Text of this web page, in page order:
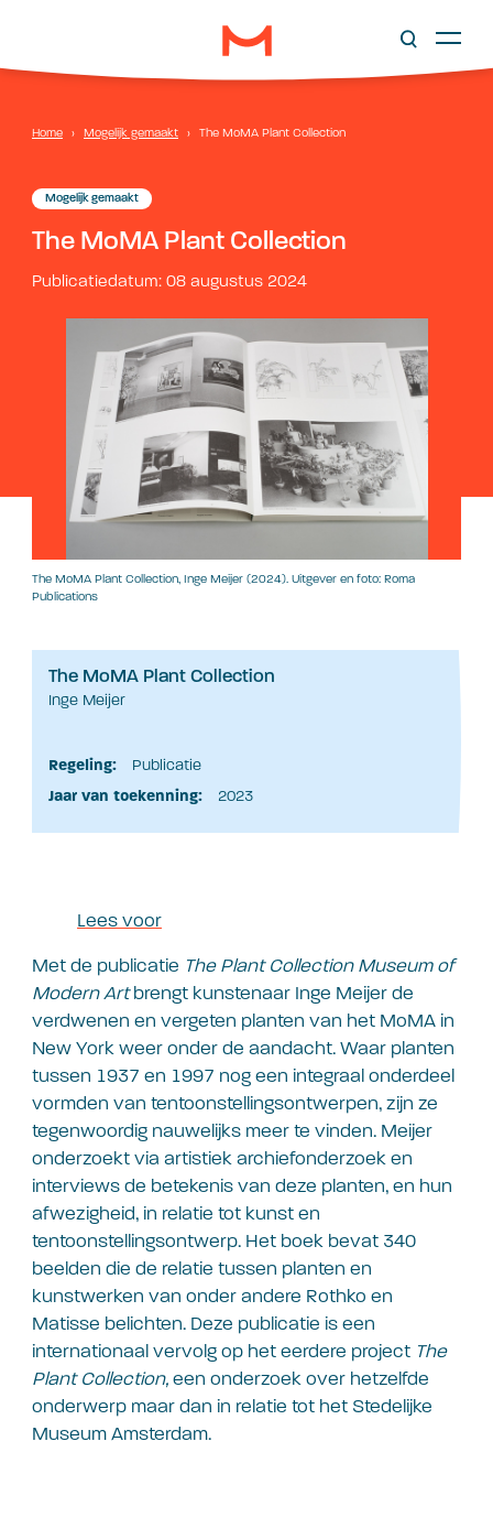
Home › Mogelijk gemaakt › The MoMA Plant Collection
Mogelijk gemaakt
The MoMA Plant Collection
Publicatiedatum: 08 augustus 2024
The MoMA Plant Collection, Inge Meijer (2024). Uitgever en foto: Roma
Publications
The MoMA Plant Collection
Inge Meijer
Regeling:
Publicatie
Jaar van toekenning:
2023
Lees voor
Met de publicatie The Plant Collection Museum of
Modern Artbrengt kunstenaar Inge Meijer de
verdwenen en vergeten planten van het MoMA in
New York weer onder de aandacht. Waar planten
tussen 1937 en 1997 nog een integraal onderdeel
vormden van tentoonstellingsontwerpen, zijn ze
tegenwoordig nauwelijks meer te vinden. Meijer
onderzoekt via artistiek archiefonderzoek en
interviews de betekenis van deze planten, en hun
afwezigheid, in relatie tot kunst en
tentoonstellingsontwerp. Het boek bevat 340
beelden die de relatie tussen planten en
kunstwerken van onder andere Rothko en
Matisse belichten. Deze publicatie is een
internationaal vervolg op het eerdere project The
Plant Collection, een onderzoek over hetzelfde
onderwerp maar dan in relatie tot het Stedelijke
Museum Amsterdam.